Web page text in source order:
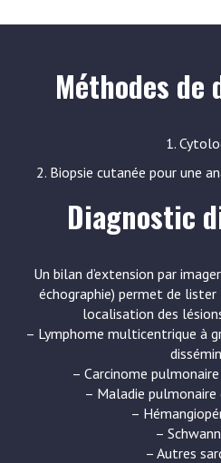
Méthodes
1.
2. Biopsie cutanée pour une
Diagnostic
Un bilan d’extension par
échographie) permet de
localisation des
– Lymphome multicentrique à
– Carcinome
– Maladie
–
–
– Autres